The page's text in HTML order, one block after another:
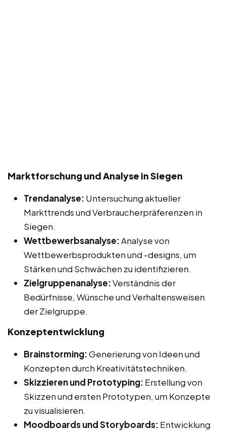
Marktforschung und Analyse in Siegen
Trendanalyse: Untersuchung aktueller
Markttrends und Verbraucherpräferenzen in
Siegen.
Wettbewerbsanalyse:Analyse von
Wettbewerbsprodukten und -designs, um
Stärken und Schwächen zu identifizieren.
Zielgruppenanalyse:Verständnis der
Bedürfnisse, Wünsche und Verhaltensweisen
der Zielgruppe.
Konzeptentwicklung
Brainstorming:Generierung von Ideen und
Konzepten durch Kreativitätstechniken.
Skizzieren und Prototyping: Erstellung von
Skizzen und ersten Prototypen, um Konzepte
zu visualisieren.
Moodboards und Storyboards: Entwicklung